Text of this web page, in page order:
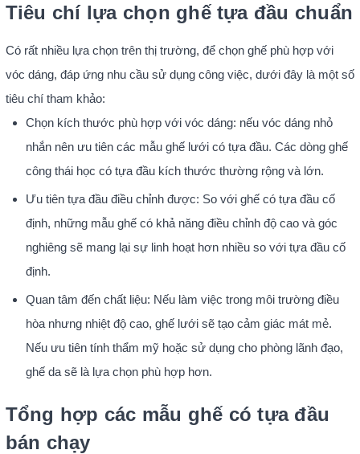
Tiêu chí lựa chọn ghế tựa đầu chuẩn
Có rất nhiều lựa chọn trên thị trường, để chọn ghế phù hợp với
vóc dáng, đáp ứng nhu cầu sử dụng công việc, dưới đây là một số
tiêu chí tham khảo:
Chọn kích thước phù hợp với vóc dáng: nếu vóc dáng nhỏ
nhắn nên ưu tiên các mẫu ghế lưới có tựa đầu. Các dòng ghế
công thái học có tựa đầu kích thước thường rộng và lớn.
Ưu tiên tựa đầu điều chỉnh được: So với ghế có tựa đầu cố
định, những mẫu ghế có khả năng điều chỉnh độ cao và góc
nghiêng sẽ mang lại sự linh hoạt hơn nhiều so với tựa đầu cố
định.
Quan tâm đến chất liệu: Nếu làm việc trong môi trường điều
hòa nhưng nhiệt độ cao, ghế lưới sẽ tạo cảm giác mát mẻ.
Nếu ưu tiên tính thẩm mỹ hoặc sử dụng cho phòng lãnh đạo,
ghế da sẽ là lựa chọn phù hợp hơn.
Tổng hợp các mẫu ghế có tựa đầu
bán chạy